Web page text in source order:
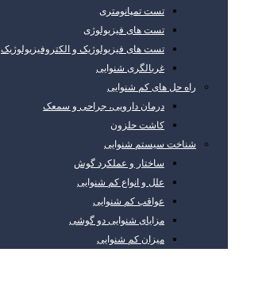
تست تمپانومتری
تست های فیزیولوژی
تست های فیزیولوژیک و الکتروفیزیولوژیک
غربالگری شنوایی
راه حل های کم شنوایی
درمان دارویی، جراحی و سمعک
کاشت حلزون
شناخت سیستم شنوایی
ساختار و عملکرد گوش
علل و انواع کم شنوایی
عواقب کم شنوایی
مزایای شنوایی دو گوشی
میزان کم شنوایی